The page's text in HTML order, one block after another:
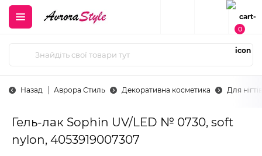
0
Назад Аврора Стиль Декоративна косметика Для нігтів
Гель-лак Sophin UV/LED № 0730, soft
nylon, 4053919007307